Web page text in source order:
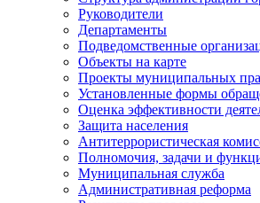
Руководители
Департаменты
Подведомственные
Объекты на карте
Проекты муниципальных
Установленные формы
Оценка эффективности
Защита населения
Антитеррористическая
Полномочия, задачи и
Муниципальная служба
Административная реформа